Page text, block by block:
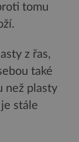
tomu
z řas,
také
než plasty
stále